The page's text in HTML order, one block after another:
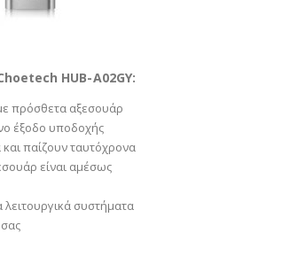
HUB-A02GY:
πρόσθετα αξεσουάρ
έξοδο υποδοχής
παίζουν ταυτόχρονα
είναι αμέσως
συστήματα